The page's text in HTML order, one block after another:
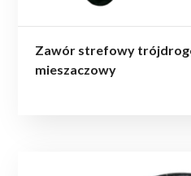
Zawór strefowy
mieszaczowy